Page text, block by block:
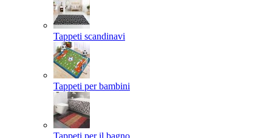
Tappeti scandinavi
Tappeti per bambini
Tappeti per il bagno